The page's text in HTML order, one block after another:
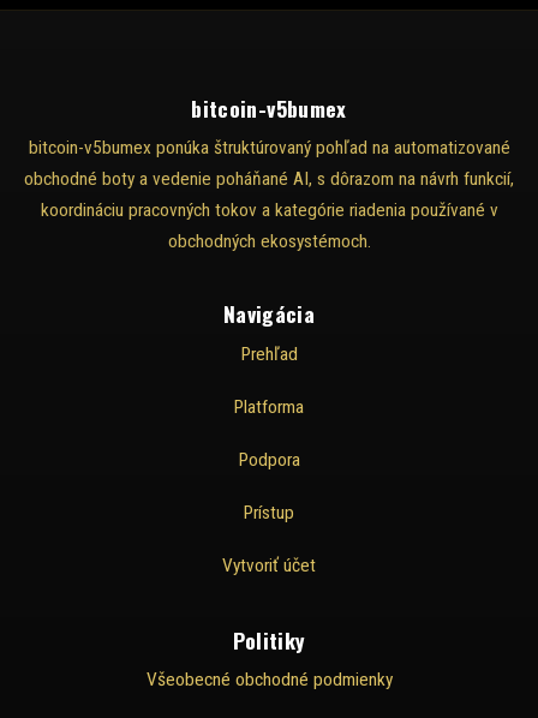
bitcoin-v5bumex
bitcoin-v5bumex ponúka štruktúrovaný pohľad na automatizované
obchodné boty a vedenie poháňané AI, s dôrazom na návrh funkcií,
koordináciu pracovných tokov a kategórie riadenia používané v
obchodných ekosystémoch.
Navigácia
Prehľad
Platforma
Podpora
Prístup
Vytvoriť účet
Politiky
Všeobecné obchodné podmienky